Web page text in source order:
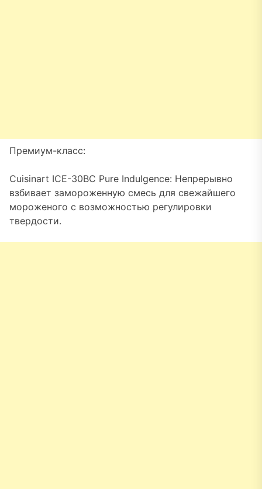
Премиум-класс:
Cuisinart ICE-30BC Pure Indulgence: Непрерывно
взбивает замороженную смесь для свежайшего
мороженого с возможностью регулировки
твердости.